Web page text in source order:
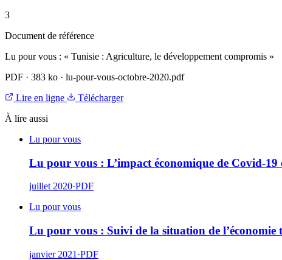
3
Document de référence
Lu pour vous : « Tunisie : Agriculture, le développement compromis »
PDF · 383 ko · lu-pour-vous-octobre-2020.pdf
Lire en ligne
Télécharger
À lire aussi
Lu pour vous
Lu pour vous : L’impact économique de Covid-19
juillet 2020·PDF
Lu pour vous
Lu pour vous : Suivi de la situation de l’économie
janvier 2021 ·PDF